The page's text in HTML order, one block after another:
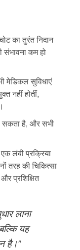
का तुरंत निदान
संभावना कम हो
मेडिकल सुविधाएं
नहीं होतीं,
सकता है, और सभी
एक लंबी प्रक्रिया
तरह की चिकित्सा
प्रशिक्षित
लाना
यह
है।”